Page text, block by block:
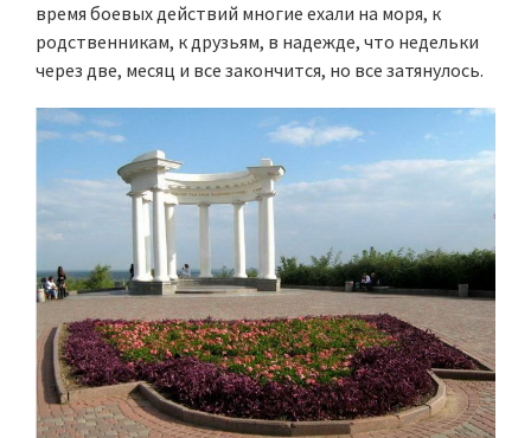
время боевых действий многие ехали на моря, к
родственникам, к друзьям, в надежде, что недельки
через две, месяц и все закончится, но все затянулось.